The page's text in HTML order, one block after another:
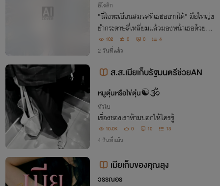
อีโรติก
"นี่ไงทะเบียนสมรสที่เธฮอยากได้" มือใหญ่ข
ยำกระดาษสี่เหลี่ยมแล้วมองหน้าเธอด้วยสา
ยตาที่ดุดัน "แต่อย่าคิดว่าจะมีความสุข"
102 0 0 4
2 วันที่แล้ว
ส.ส.เมียเก็บรัฐมนตรีช่วยAN
หมูตุ๋นหรือไข่ตุ๋น☯️🕉️
ทั่วไป
เรื่องของเราห้ามบอกให้ใครรู้
10.0K 0 10 13
4 วันที่แล้ว
เมียเก็บของคุณลุง
วรรณอร